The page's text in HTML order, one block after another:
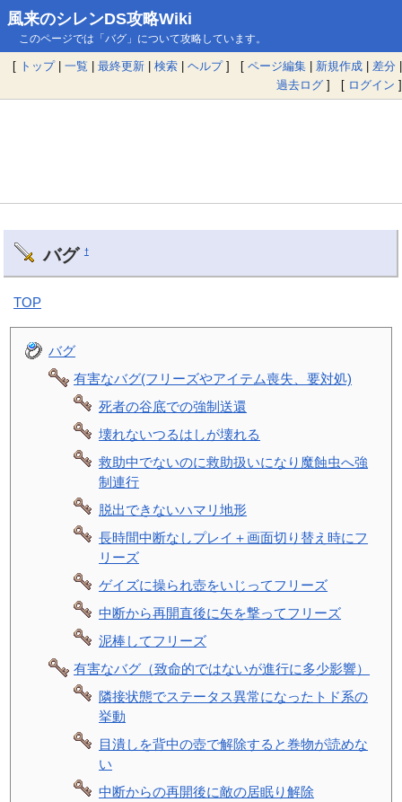
風来のシレンDS攻略Wiki
このページでは「バグ」について攻略しています。
[ トップ| 一覧 | 最終更新 | 検索 | ヘルプ] [ ページ編集 | 新規作成 | 差分 |
過去ログ ] [ ログイン ]
バグ †
TOP
バグ
有害なバグ(フリーズやアイテム喪失、要対処)
死者の谷底での強制送還
壊れないつるはしが壊れる
救助中でないのに救助扱いになり魔蝕虫へ強
制連行
脱出できないハマリ地形
長時間中断なしプレイ＋画面切り替え時にフ
リーズ
ゲイズに操られ壺をいじってフリーズ
中断から再開直後に矢を撃ってフリーズ
泥棒してフリーズ
有害なバグ（致命的ではないが進行に多少影響）
隣接状態でステータス異常になったトド系の
挙動
目潰しを背中の壺で解除すると巻物が読めな
い
中断からの再開後に敵の居眠り解除